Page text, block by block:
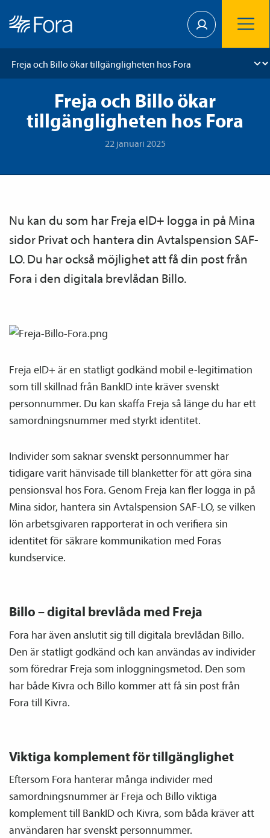
Freja och Billo ökar
tillgängligheten hos Fora
22 januari 2025
Nu kan du som har Freja eID+ logga in på Mina
sidor Privat och hantera din Avtals­pension SAF-
LO. Du har också möjlighet att få din post från
Fora i den digitala brevlådan Billo.
Freja eID+ är en statligt godkänd mobil e-legitimation
som till skillnad från BankID inte kräver svenskt
personnummer. Du kan skaffa Freja så länge du har ett
samordnings­nummer med styrkt identitet.
Individer som saknar svenskt personnummer har
tidigare varit hänvisade till blanketter för att göra sina
pensions­val hos Fora. Genom Freja kan fler logga in på
Mina sidor, hantera sin Avtals­pension SAF-LO, se vilken
lön arbetsgivaren rapporterat in och verifiera sin
identitet för säkrare kommunikation med Foras
kundservice.
Billo – digital brevlåda med Freja
Fora har även anslutit sig till digitala brevlådan Billo.
Den är statligt godkänd och kan användas av individer
som föredrar Freja som inloggningsmetod. Den som
har både Kivra och Billo kommer att få sin post från
Fora till Kivra.
Viktiga komplement för tillgänglighet
Eftersom Fora hanterar många individer med
samordnings­nummer är Freja och Billo viktiga
komplement till BankID och Kivra, som båda kräver att
användaren har svenskt personnummer.